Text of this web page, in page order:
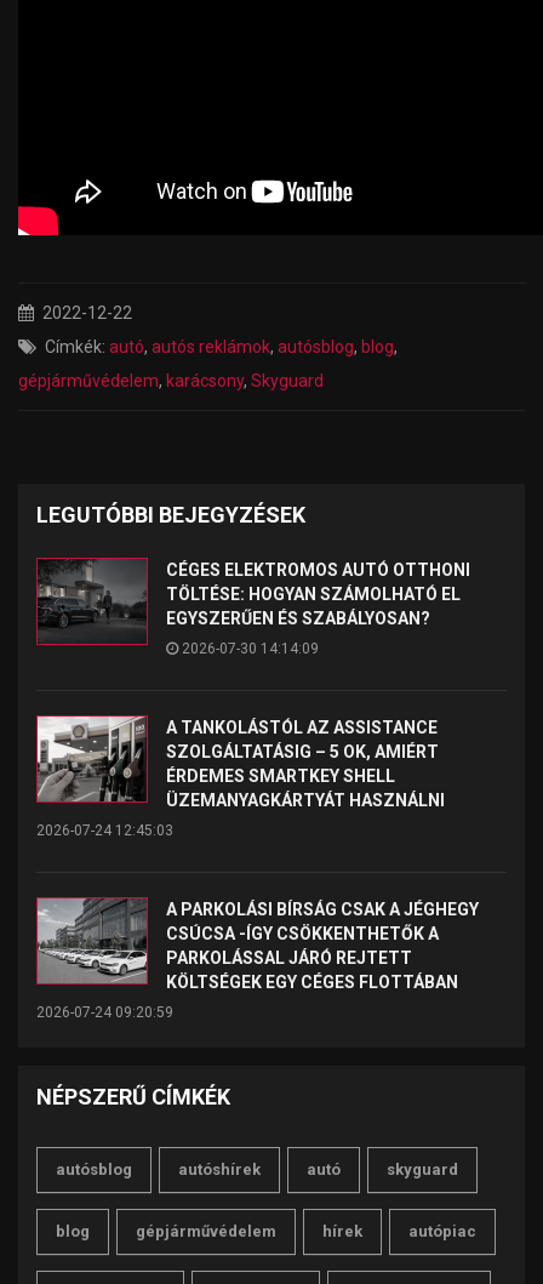
2022-12-22
Címkék: autó, autós reklámok, autósblog, blog,
gépjárművédelem, karácsony, Skyguard
LEGUTÓBBI BEJEGYZÉSEK
CÉGES ELEKTROMOS AUTÓ OTTHONI
TÖLTÉSE: HOGYAN SZÁMOLHATÓ EL
EGYSZERŰEN ÉS SZABÁLYOSAN?
2026-07-30 14:14:09
A TANKOLÁSTÓL AZ ASSISTANCE
SZOLGÁLTATÁSIG – 5 OK, AMIÉRT
ÉRDEMES SMARTKEY SHELL
ÜZEMANYAGKÁRTYÁT HASZNÁLNI
2026-07-24 12:45:03
A PARKOLÁSI BÍRSÁG CSAK A JÉGHEGY
CSÚCSA -ÍGY CSÖKKENTHETŐK A
PARKOLÁSSAL JÁRÓ REJTETT
KÖLTSÉGEK EGY CÉGES FLOTTÁBAN
2026-07-24 09:20:59
NÉPSZERŰ CÍMKÉK
autósblog autóshírek autó skyguard
blog gépjárművédelem hírek autópiac